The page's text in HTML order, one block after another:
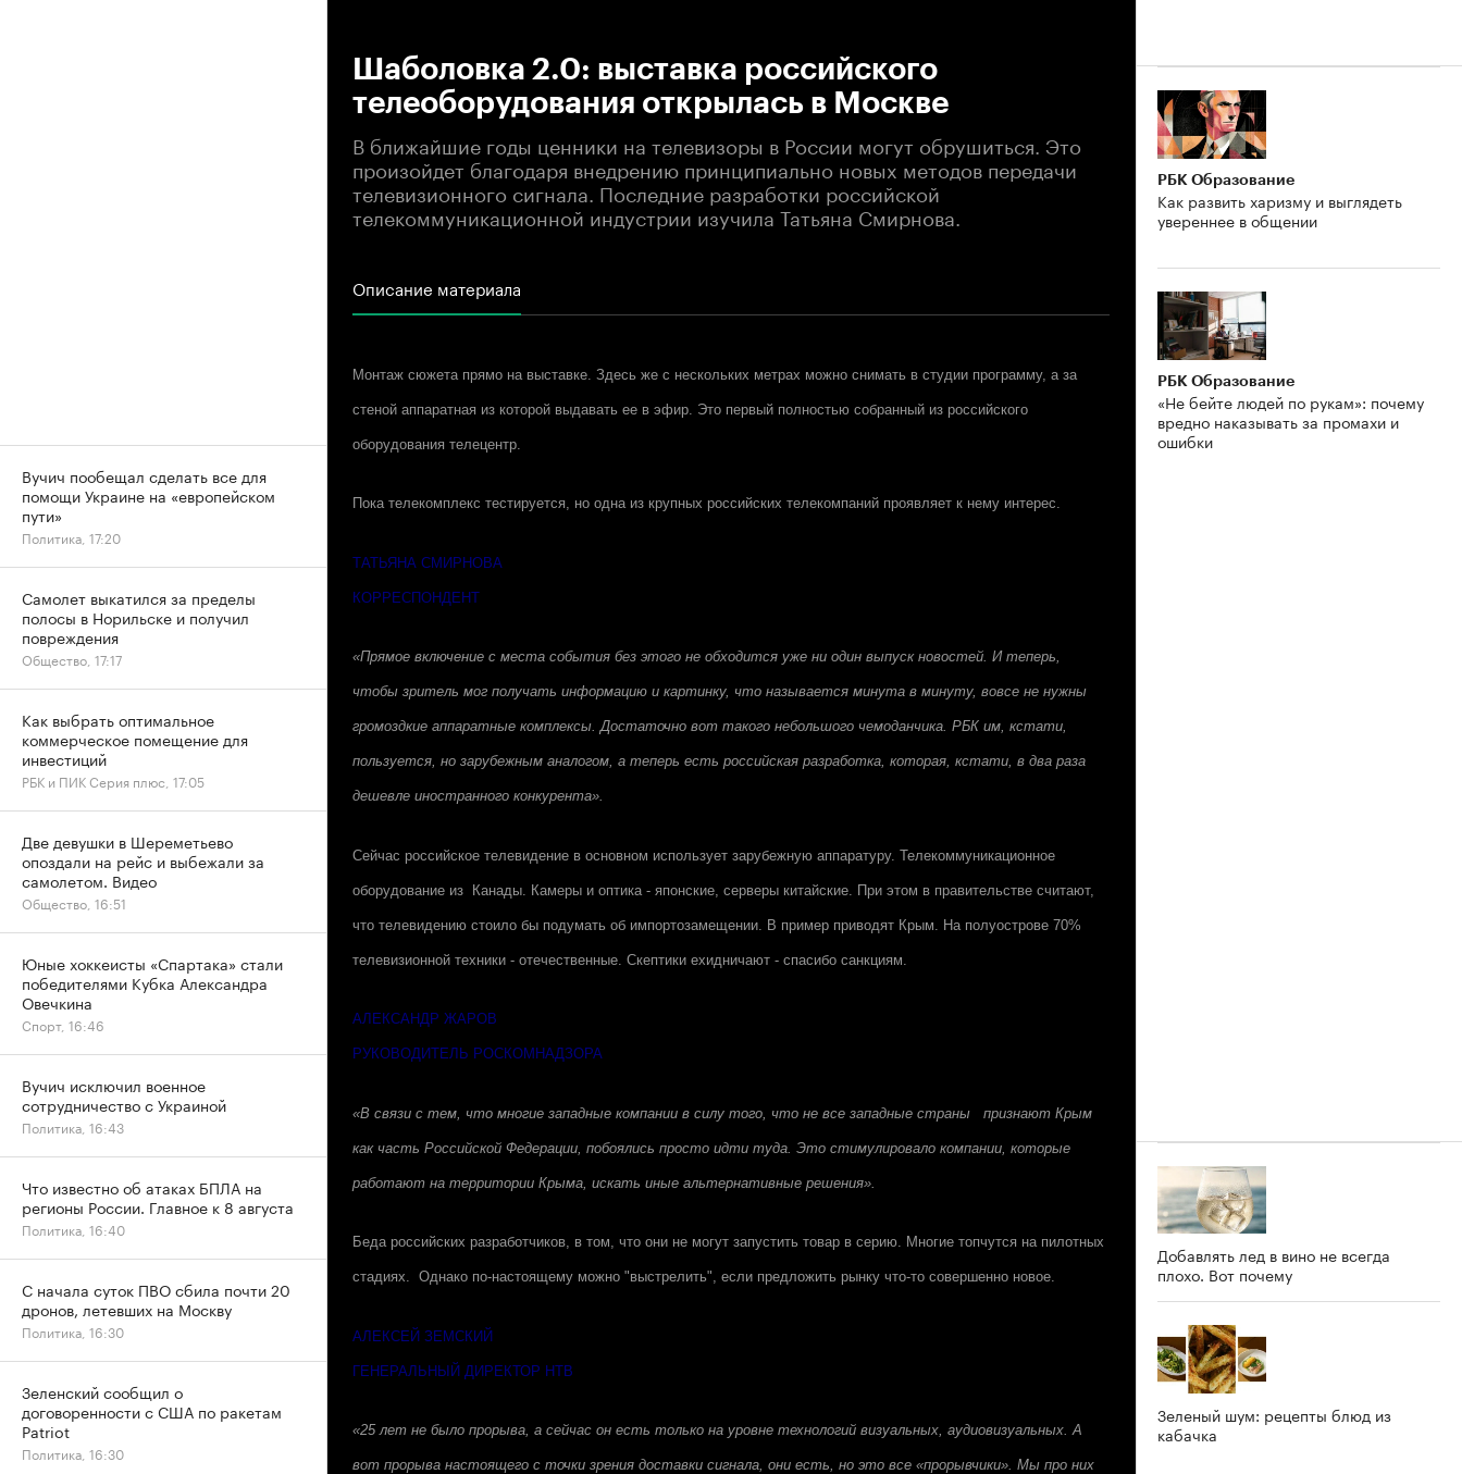
Шаболовка 2.0: выставка российского
телеоборудования открылась в Москве
В ближайшие годы ценники на телевизоры в России могут обрушиться. Это
произойдет благодаря внедрению принципиально новых методов передачи
телевизионного сигнала. Последние разработки российской
телекоммуникационной индустрии изучила Татьяна Смирнова.
Описание материала
Монтаж сюжета прямо на выставке. Здесь же с нескольких метрах можно снимать в студии программу, а за
стеной аппаратная из которой выдавать ее в эфир. Это первый полностью собранный из российского
оборудования телецентр.
Пока телекомплекс тестируется, но одна из крупных российских телекомпаний проявляет к нему интерес.
ТАТЬЯНА СМИРНОВА
КОРРЕСПОНДЕНТ
«Прямое включение с места события без этого не обходится уже ни один выпуск новостей. И теперь,
чтобы зритель мог получать информацию и картинку, что называется минута в минуту, вовсе не нужны
громоздкие аппаратные комплексы. Достаточно вот такого небольшого чемоданчика. РБК им, кстати,
пользуется, но зарубежным аналогом, а теперь есть российская разработка, которая, кстати, в два раза
дешевле иностранного конкурента».
Сейчас российское телевидение в основном использует зарубежную аппаратуру. Телекоммуникационное
оборудование из Канады. Камеры и оптика - японские, серверы китайские. При этом в правительстве считают,
что телевидению стоило бы подумать об импортозамещении. В пример приводят Крым. На полуострове 70%
телевизионной техники - отечественные. Скептики ехидничают - спасибо санкциям.
АЛЕКСАНДР ЖАРОВ
РУКОВОДИТЕЛЬ РОСКОМНАДЗОРА
«В связи с тем, что многие западные компании в силу того, что не все западные страны признают Крым
как часть Российской Федерации, побоялись просто идти туда. Это стимулировало компании, которые
работают на территории Крыма, искать иные альтернативные решения».
Беда российских разработчиков, в том, что они не могут запустить товар в серию. Многие топчутся на пилотных
стадиях. Однако по-настоящему можно "выстрелить", если предложить рынку что-то совершенно новое.
АЛЕКСЕЙ ЗЕМСКИЙ
ГЕНЕРАЛЬНЫЙ ДИРЕКТОР НТВ
«25 лет не было прорыва, а сейчас он есть только на уровне технологий визуальных, аудиовизуальных. А
вот прорыва настоящего с точки зрения доставки сигнала, они есть, но это все «прорывчики». Мы про них
РБК Образование
Как развить харизму и выглядеть
увереннее в общении
РБК Образование
«Не бейте людей по рукам»: почему
вредно наказывать за промахи и
ошибки
Добавлять лед в вино не всегда
плохо. Вот почему
Зеленый шум: рецепты блюд из
кабачка
Вучич пообещал сделать все для
помощи Украине на «европейском
пути»
Политика, 17:20
Самолет выкатился за пределы
полосы в Норильске и получил
повреждения
Общество, 17:17
Как выбрать оптимальное
коммерческое помещение для
инвестиций
РБК и ПИК Серия плюс, 17:05
Две девушки в Шереметьево
опоздали на рейс и выбежали за
самолетом. Видео
Общество, 16:51
Юные хоккеисты «Спартака» стали
победителями Кубка Александра
Овечкина
Спорт, 16:46
Вучич исключил военное
сотрудничество с Украиной
Политика, 16:43
Что известно об атаках БПЛА на
регионы России. Главное к 8 августа
Политика, 16:40
С начала суток ПВО сбила почти 20
дронов, летевших на Москву
Политика, 16:30
Зеленский сообщил о
договоренности с США по ракетам
Patriot
Политика, 16:30